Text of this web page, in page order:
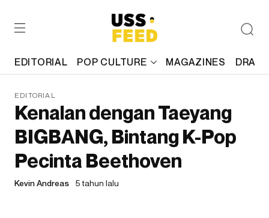
EDITORIAL POP CULTURE MAGAZINES
EDITORIAL
Kenalan dengan Taeyang
BIGBANG, Bintang K-Pop
Pecinta Beethoven
Kevin Andreas 5 tahun lalu